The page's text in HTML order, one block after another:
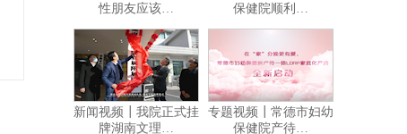
性朋友应该…
保健院顺利…
新闻视频┃我院正式挂
牌湖南文理…
专题视频┃常德市妇幼
保健院产待…